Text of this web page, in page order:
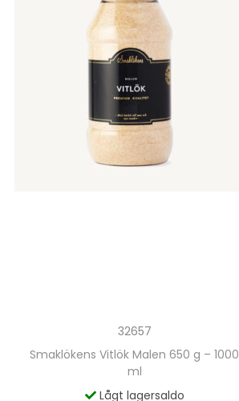
32657
Smaklökens Vitlök Malen 650 g – 1000
ml
Lågt lagersaldo